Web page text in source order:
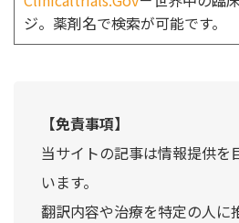
ジ。薬剤名で検索が可能です。
【免責事項】
当サイトの記事は情報提供を
います。
翻訳内容や治療を特定の人に